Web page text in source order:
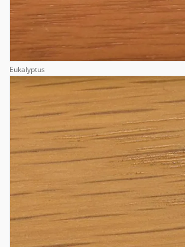
Eukalyptus